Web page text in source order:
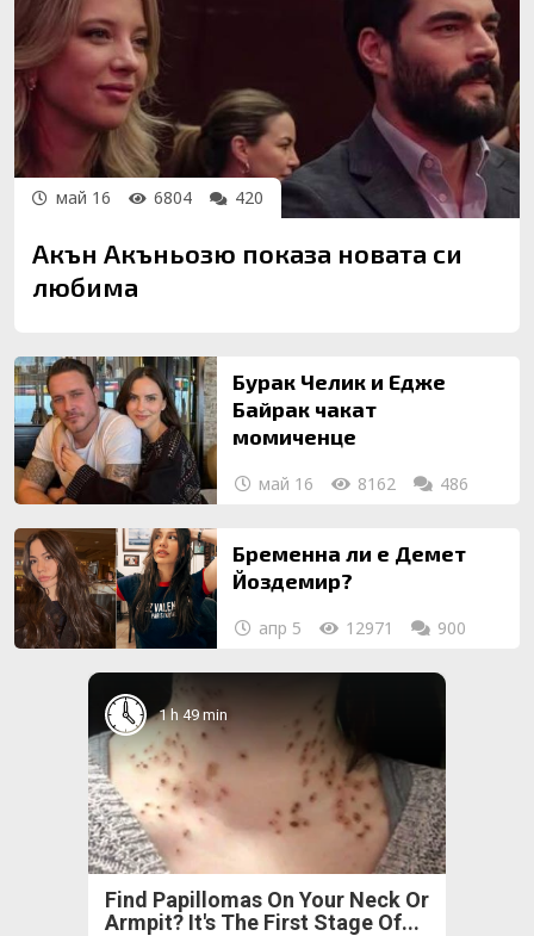
Акън Акъньозю показа новата си
любима
май 16 6804 420
Бурак Челик и Едже
Байрак чакат
момиченце
май 16 8162 486
Бременна ли е Демет
Йоздемир?
апр 5 12971 900
1 h 49 min
Find Papillomas On Your Neck Or
Armpit? It's The First Stage Of...